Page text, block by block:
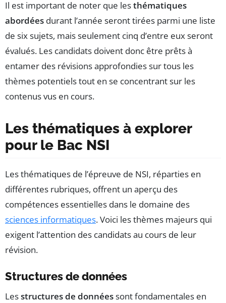
Il est important de noter que lesthématiques
abordées durant l’année seront tirées parmi une liste
de six sujets, mais seulement cinq d’entre eux seront
évalués. Les candidats doivent donc être prêts à
entamer des révisions approfondies sur tous les
thèmes potentiels tout en se concentrant sur les
contenus vus en cours.
Les thématiques à explorer
pour le Bac NSI
Les thématiques de l’épreuve de NSI, réparties en
différentes rubriques, offrent un aperçu des
compétences essentielles dans le domaine des
sciences informatiques. Voici les thèmes majeurs qui
exigent l’attention des candidats au cours de leur
révision.
Structures de données
Lesstructures de donnéessont fondamentales en